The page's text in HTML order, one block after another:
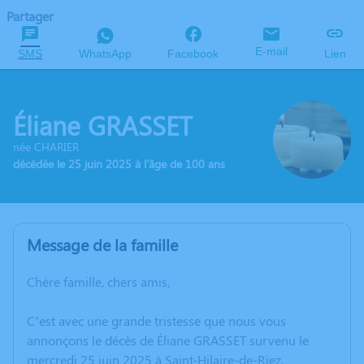
Partager
SMS WhatsApp Facebook E-mail Lien
Éliane GRASSET
née CHARIER
décédée le 25 juin 2025 à l'âge de 100 ans
Message de la famille
Chère famille, chers amis,
C’est avec une grande tristesse que nous vous
annonçons le décès de Éliane GRASSET survenu le
mercredi 25 juin 2025 à Saint-Hilaire-de-Riez.